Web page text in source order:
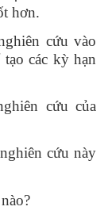
hơn.
cứu vào
các kỳ hạn
cứu của
cứu này